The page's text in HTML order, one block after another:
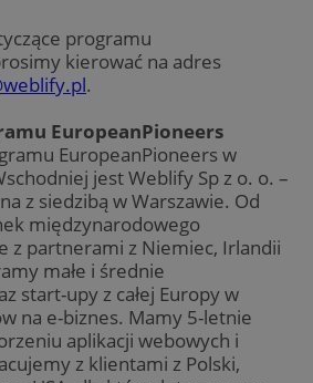
programu
kierować na adres
.
EuropeanPioneers
EuropeanPioneers w
jest Weblify Sp z o. o. –
z siedzibą w Warszawie. Od
międzynarodowego
z partnerami z Niemiec, Irlandii
małe i średnie
start-upy z całej Europy w
na e-biznes. Mamy 5-letnie
aplikacji webowych i
z klientami z Polski,